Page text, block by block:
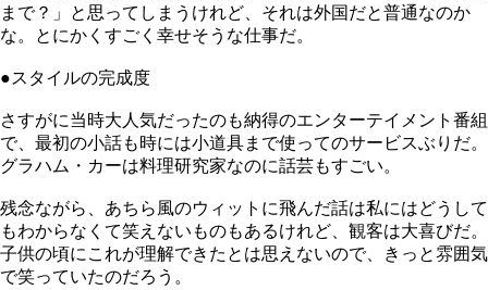
まで？」と思ってしまうけれど、それは外国だと普通なのか
な。とにかくすごく幸せそうな仕事だ。
●スタイルの完成度
さすがに当時大人気だったのも納得のエンターテイメント番組
で、最初の小話も時には小道具まで使ってのサービスぶりだ。
グラハム・カーは料理研究家なのに話芸もすごい。
残念ながら、あちら風のウィットに飛んだ話は私にはどうして
もわからなくて笑えないものもあるけれど、観客は大喜びだ。
子供の頃にこれが理解できたとは思えないので、きっと雰囲気
で笑っていたのだろう。